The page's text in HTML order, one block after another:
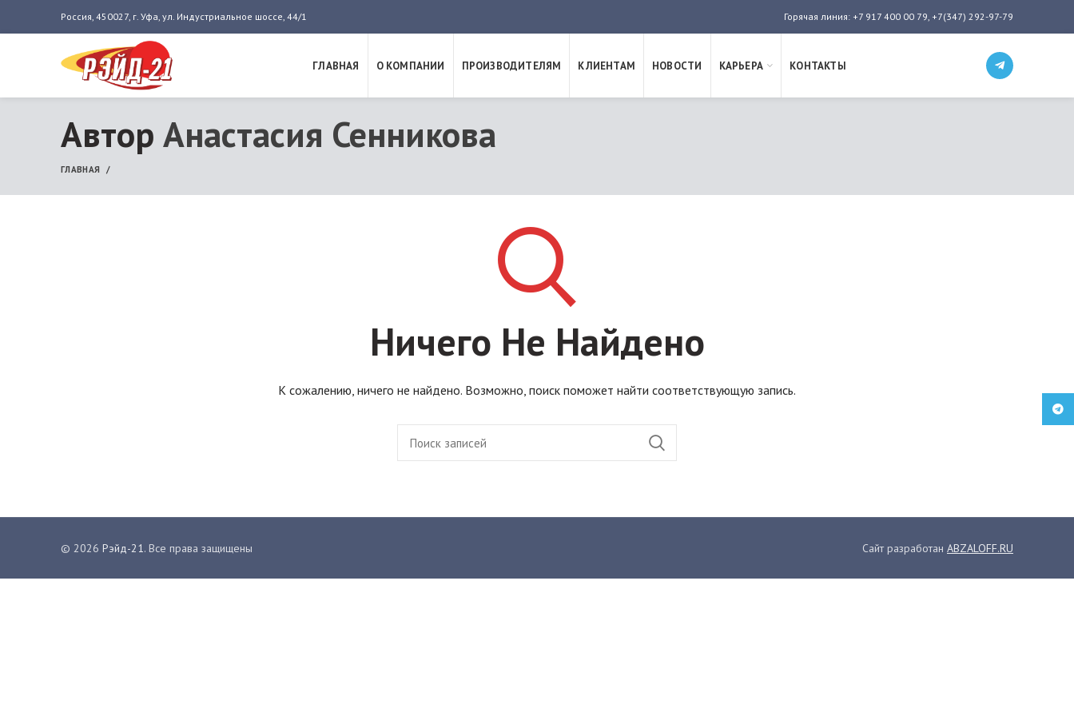
Россия, 450027, г. Уфа, ул. Индустриальное шоссе, 44/1 Горячая линия: +7 917 400 00 79, +7(347) 292-97-79
ГЛАВНАЯ О КОМПАНИИ ПРОИЗВОДИТЕЛЯМ КЛИЕНТАМ НОВОСТИ КАРЬЕРА КОНТАКТЫ
Автор Анастасия Сенникова
ГЛАВНАЯ
Ничего Не Найдено
К сожалению, ничего не найдено. Возможно, поиск поможет найти соответствующую запись.
© 2026 Рэйд-21. Все права защищены Сайт разработан ABZALOFF.RU